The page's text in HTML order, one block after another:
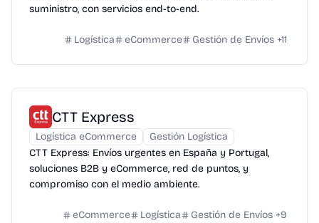
suministro, con servicios end-to-end.
Logística eCommerce Gestión de Envíos +11
CTT Express
Logística eCommerce
Gestión Logística
CTT Express: Envíos urgentes en España y Portugal,
soluciones B2B y eCommerce, red de puntos, y
compromiso con el medio ambiente.
eCommerce Logística Gestión de Envíos +9